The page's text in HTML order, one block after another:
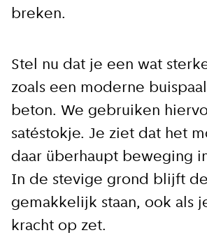
breken.
Stel nu dat je een wat
zoals een moderne
beton. We gebruiken
satéstokje. Je ziet dat het
daar überhaupt beweging
In de stevige grond blijft
gemakkelijk staan, ook als
kracht op zet.